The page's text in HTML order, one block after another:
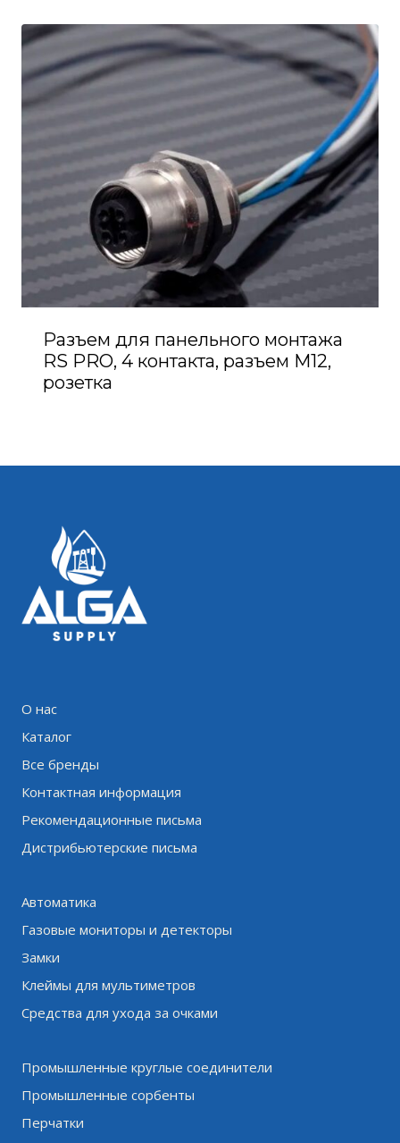
Разъем для панельного монтажа
RS PRO, 4 контакта, разъем M12,
розетка
О нас
Каталог
Все бренды
Контактная информация
Рекомендационные письма
Дистрибьютерские письма
Автоматика
Газовые мониторы и детекторы
Замки
Клеймы для мультиметров
Средства для ухода за очками
Промышленные круглые соединители
Промышленные сорбенты
Перчатки